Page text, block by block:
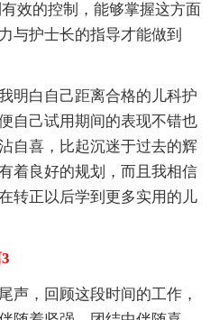
效的控制，能够掌握这方面
与护士长的指导才能做到
明白自己距离合格的儿科护
自己试用期间的表现不错也
自喜，比起沉迷于过去的辉
着良好的规划，而且我相信
转正以后学到更多实用的儿
声，回顾这段时间的工作，